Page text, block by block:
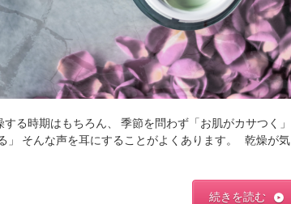
る時期はもちろん、 季節を問わず「お肌がカサつく」
」 そんな声を耳にすることがよくあります。 乾燥が気
続きを読む